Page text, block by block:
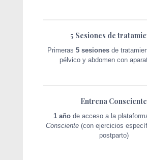
5 Sesiones de
Primeras 5 sesionesde
pélvico y abdomen con
Entrena Consciente
1 año de acceso a la
Consciente (con ejercicios
postparto)